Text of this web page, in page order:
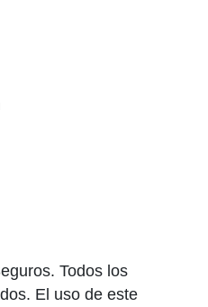
Todos los
El uso de este